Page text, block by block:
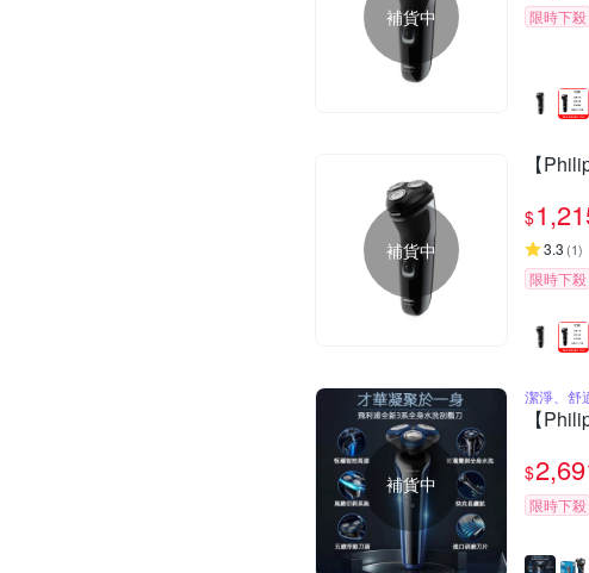
補貨中 限時下殺
補貨中
【
$
3.3 (1)
限時下殺
補貨中
潔淨、舒
【
$
限時下殺